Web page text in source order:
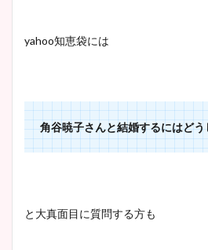
yahoo知恵袋には
角谷暁子さんと結婚するにはど
と大真面目に質問する方も